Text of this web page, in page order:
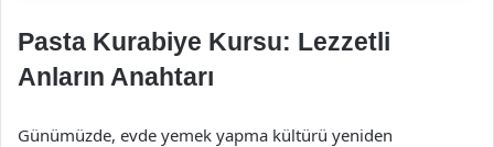
Pasta Kurabiye Kursu: Lezzetli
Anların Anahtarı
Günümüzde, evde yemek yapma kültürü yeniden